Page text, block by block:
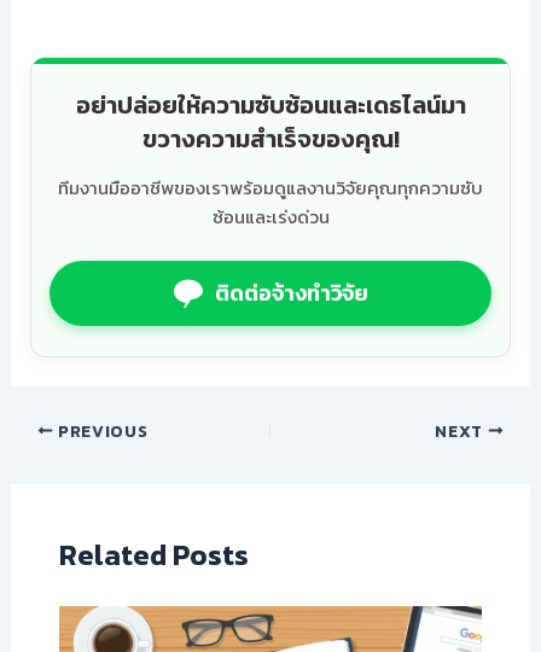
อย่าปล่อยให้ความซับซ้อนและเดธไลน์มา
ขวางความสำเร็จของคุณ!
ทีมงานมืออาชีพของเราพร้อมดูแลงานวิจัยคุณทุกความซับ
ซ้อนและเร่งด่วน
ติดต่อจ้างทำวิจัย
PREVIOUS NEXT
Related Posts